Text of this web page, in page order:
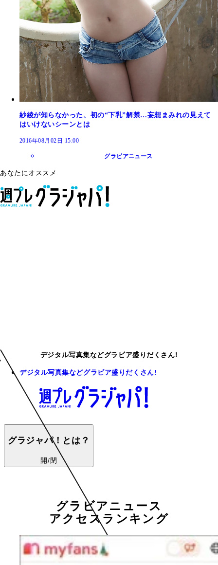
紗綾が知らなかった、初の“下乳”解禁…妄想まみれの見えて
はいけないシーンとは
2016年08月02日 15:00
グラビアニュース
あなたにオススメ
デジタル写真集などグラビア盛りだくさん!
デジタル写真集などグラビア盛りだくさん!
グラジャパ！とは？
開/閉
グラビアニュース
アクセスランキング